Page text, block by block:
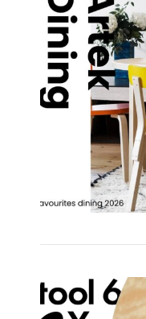
Blog
About us
for Business
Recruit
Contact